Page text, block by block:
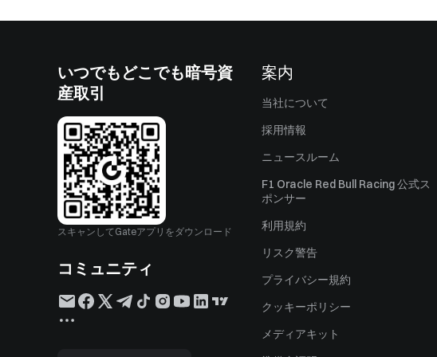
いつでもどこでも暗号資
産取引
スキャンしてGateアプリをダウンロード
コミュニティ
案内
当社について
採用情報
ニュースルーム
F1 Oracle Red Bull Racing 公式ス
ポンサー
利用規約
リスク警告
プライバシー規約
クッキーポリシー
メディアキット